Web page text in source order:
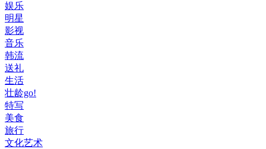
娱乐
明星
影视
音乐
韩流
送礼
生活
壮龄go!
特写
美食
旅行
文化艺术